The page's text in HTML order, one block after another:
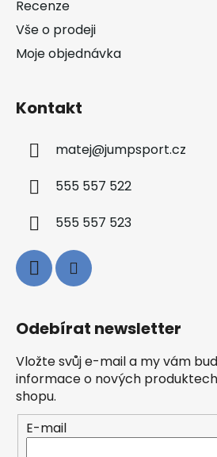
Recenze
Vše o prodeji
Moje objednávka
Kontakt
matej@jumpsport.cz
555 557 522
555 557 523
Odebírat newsletter
Vložte svůj e-mail a my vám
informace o nových
shopu.
E-mail